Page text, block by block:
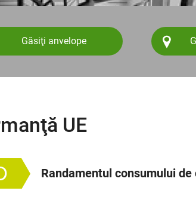
Găsiţi anvelope
UE
Randamentul consumului